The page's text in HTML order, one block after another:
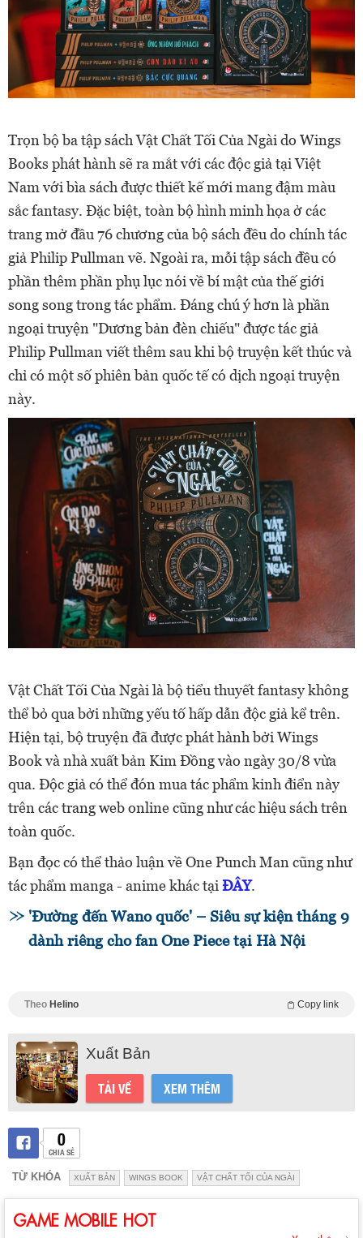
Trọn bộ ba tập sách Vật Chất Tối Của Ngài do Wings
Books phát hành sẽ ra mắt với các độc giả tại Việt
Nam với bìa sách được thiết kế mới mang đậm màu
sắc fantasy. Đặc biệt, toàn bộ hình minh họa ở các
trang mở đầu 76 chương của bộ sách đều do chính tác
giả Philip Pullman vẽ. Ngoài ra, mỗi tập sách đều có
phần thêm phần phụ lục nói về bí mật của thế giới
song song trong tác phẩm. Đáng chú ý hơn là phần
ngoại truyện "Dương bản đèn chiếu" được tác giả
Philip Pullman viết thêm sau khi bộ truyện kết thúc và
chỉ có một số phiên bản quốc tế có dịch ngoại truyện
này.
Vật Chất Tối Của Ngài là bộ tiểu thuyết fantasy không
thể bỏ qua bởi những yếu tố hấp dẫn độc giả kể trên.
Hiện tại, bộ truyện đã được phát hành bởi Wings
Book và nhà xuất bản Kim Đồng vào ngày 30/8 vừa
qua. Độc giả có thể đón mua tác phẩm kinh điển này
trên các trang web online cũng như các hiệu sách trên
toàn quốc.
Bạn đọc có thể thảo luận về One Punch Man cũng như
tác phẩm manga - anime khác tạiĐÂY.
'Đường đến Wano quốc' – Siêu sự kiện tháng 9
dành riêng cho fan One Piece tại Hà Nội
Theo Helino Copy link
Xuất Bản
TẢI VỀ XEM THÊM
0
CHIA SẺ
TỪ KHÓA XUẤT BẢN WINGS BOOK VẬT CHẤT TỐI CỦA NGÀI
GAME MOBILE HOT